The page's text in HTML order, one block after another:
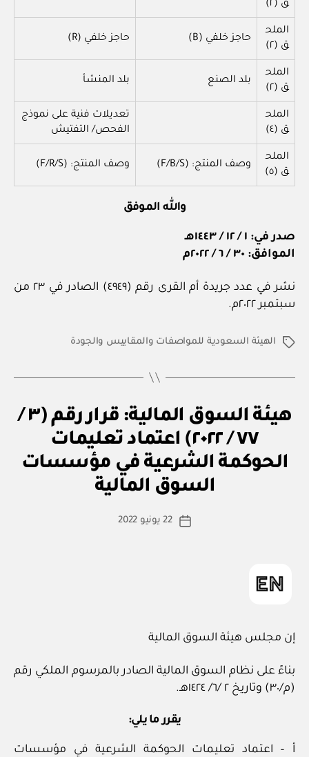
ق (٢)
الملح
ق (٢)
حاجز خلفي (B) حاجز خلفي (R)
الملح
ق (٢)
بلد الصنع بلد المنشأ
الملح
ق (٤)
تعديلات فنية على نموذج
الفحص/ التفتيش
الملح
ق (٥)
وصف المنتج: (F/B/S) وصف المنتج: (F/R/S)
والله الموفق
صدر في: ١ / ١٢ / ١٤٤٣هـ
الموافق: ٣٠ / ٦ / ٢٠٢٢م
نشر في عدد جريدة أم القرى رقم (٤٩٤٩) الصادر في ٢٣ من
سبتمبر ٢٠٢٢م.
الوسومالهيئة السعودية للمواصفات والمقاييس والجودة
التصنيفات
هيئة السوق المالية: قرار رقم (٣ /
٧٧ / ٢٠٢٢) اعتماد تعليمات
الحوكمة الشرعية في مؤسسات
السوق المالية
كاتب
ا
س
ة
تاريخ
22 يونيو 2022
إن مجلس هيئة السوق المالية
بناءً على نظام السوق المالية الصادر بالمرسوم الملكي رقم
(م/٣٠) وتاريخ ٢ /٦/ ١٤٢٤هـ.
يقرر ما يلي:
أ – اعتماد تعليمات الحوكمة الشرعية في مؤسسات